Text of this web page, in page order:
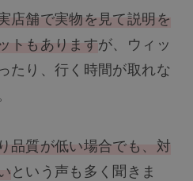
店舗で実物を見て説明を
トもありますが、ウィッ
たり、行く時間が取れな
品質が低い場合でも、対
という声も多く聞きま